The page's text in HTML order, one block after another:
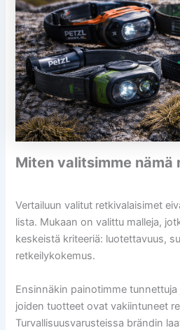
Miten valitsimme nämä
Vertailuun valitut retkivalaisimet
lista. Mukaan on valittu malleja,
keskeistä kriteeriä: luotettavuus,
retkeilykokemus.
Ensinnäkin painotimme
joiden tuotteet ovat vakiintuneet
Turvallisuusvarusteissa brändin